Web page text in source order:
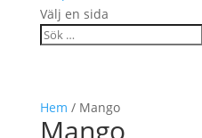
Välj en sida
Hem / Mango
Mango